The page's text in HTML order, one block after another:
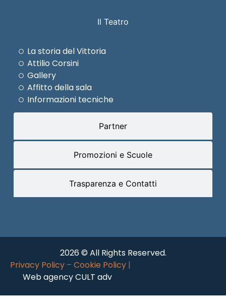
Il Teatro
Partner
Promozioni e Scuole
Trasparenza e Contatti
La storia del Vittoria
Attilio Corsini
Gallery
Affitto della sala
Informazioni tecniche
2026 © All Rights Reserved.
Privacy Policy – Cookie Policy |
Web agency CULT adv